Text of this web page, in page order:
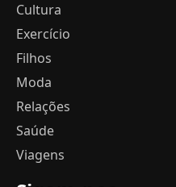
Cultura
Exercício
Filhos
Moda
Relações
Saúde
Viagens